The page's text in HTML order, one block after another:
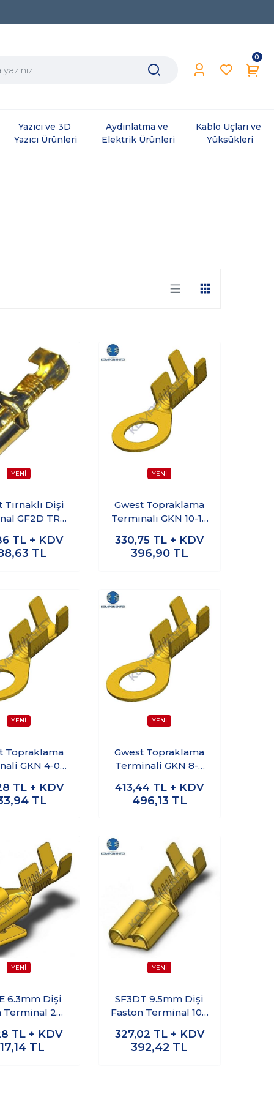
0
Yazıcı ve 3D
Yazıcı Ürünleri
Aydınlatma ve
Elektrik Ürünleri
Kablo Uçları ve
Yüksükleri
Tırnaklı Dişi
GF2D TRK
TL + KDV
TL
Gwest Topraklama
Terminali GKN 10-10
330,75 TL + KDV
396,90 TL
Topraklama
GKN 4-04
TL + KDV
TL
Gwest Topraklama
Terminali GKN 8-8
413,44 TL + KDV
496,13 TL
6.3mm Dişi
Terminal 200
TL + KDV
TL
SF3DT 9.5mm Dişi
Faston Terminal 100
327,02 TL + KDV
392,42 TL